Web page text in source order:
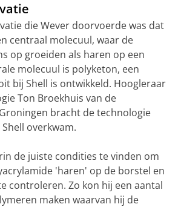
die Wever doorvoerde was dat
centraal molecuul, waar de
op groeiden als haren op een
molecuul is polyketon, een
bij Shell is ontwikkeld. Hoogleraar
Ton Broekhuis van de
bracht de technologie
overkwam.
de juiste condities te vinden om
'haren' op de borstel en
controleren. Zo kon hij een aantal
maken waarvan hij de